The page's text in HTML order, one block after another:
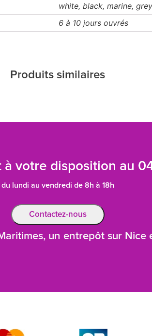
white, black, marine, grey
6 à 10 jours ouvrés
Produits similaires
votre disposition au
du lundi au vendredi de 8h à 18h
Contactez-nous
un entrepôt sur